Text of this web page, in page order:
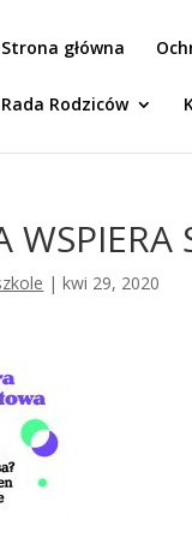
Strona główna
Rada Rodziców
WSPIERA
|kwi 29, 2020